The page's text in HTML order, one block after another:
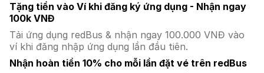
Tặng tiền vào Ví khi đăng ký ứng dụng - Nhận ngay
100k VNĐ
Tải ứng dụng redBus & nhận ngay 100.000 VNĐ vào
ví khi đăng nhập ứng dụng lần đầu tiên.
Nhận hoàn tiền 10% cho mỗi lần đặt vé trên redBus